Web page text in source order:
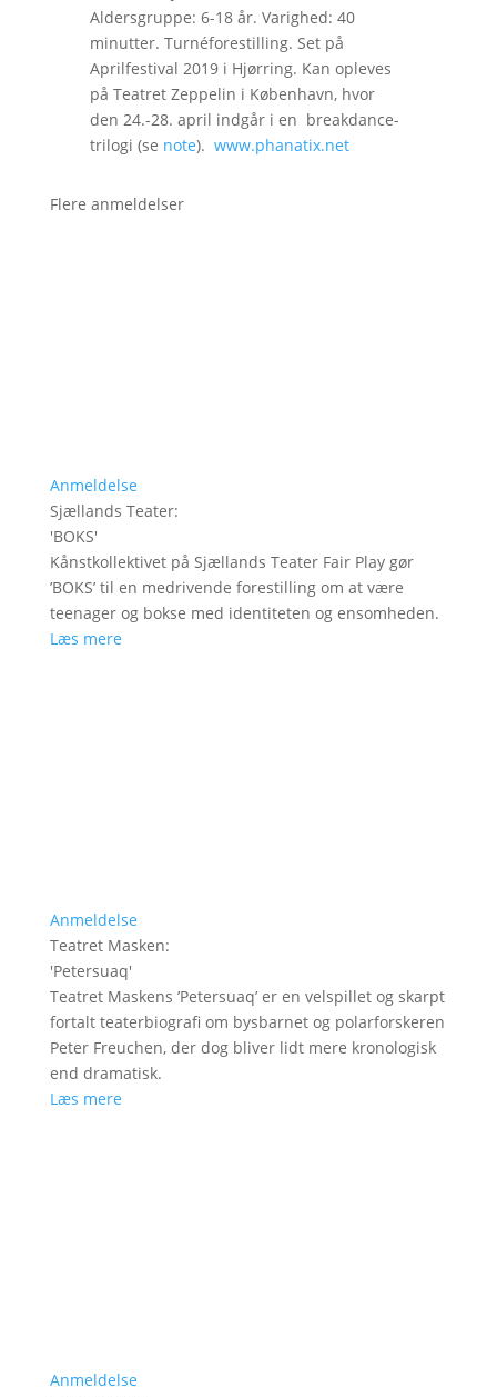
Aldersgruppe: 6-18 år. Varighed: 40
minutter. Turnéforestilling. Set på
Aprilfestival 2019 i Hjørring. Kan opleves
på Teatret Zeppelin i København, hvor
den 24.-28. april indgår i en breakdance-
trilogi (se note). www.phanatix.net
Flere anmeldelser
Anmeldelse
Sjællands Teater:
'BOKS'
Kånstkollektivet på Sjællands Teater Fair Play gør
’BOKS’ til en medrivende forestilling om at være
teenager og bokse med identiteten og ensomheden.
Læs mere
Anmeldelse
Teatret Masken:
'Petersuaq'
Teatret Maskens ’Petersuaq’ er en velspillet og skarpt
fortalt teaterbiografi om bysbarnet og polarforskeren
Peter Freuchen, der dog bliver lidt mere kronologisk
end dramatisk.
Læs mere
Anmeldelse